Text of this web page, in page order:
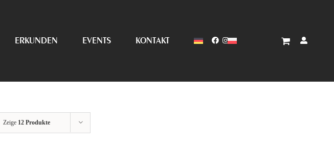
ERKUNDEN EVENTS KONTAKT
Zeige 12 Produkte